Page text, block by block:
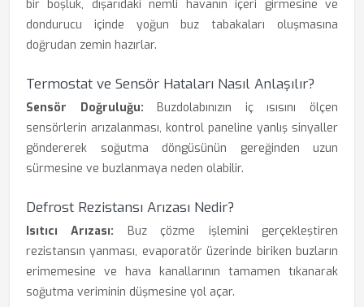
bir boşluk, dışarıdaki nemli havanın içeri girmesine ve
dondurucu içinde yoğun buz tabakaları oluşmasına
doğrudan zemin hazırlar.
Termostat ve Sensör Hataları Nasıl Anlaşılır?
Sensör Doğruluğu: Buzdolabınızın iç ısısını ölçen
sensörlerin arızalanması, kontrol paneline yanlış sinyaller
göndererek soğutma döngüsünün gereğinden uzun
sürmesine ve buzlanmaya neden olabilir.
Defrost Rezistansı Arızası Nedir?
Isıtıcı Arızası: Buz çözme işlemini gerçekleştiren
rezistansın yanması, evaporatör üzerinde biriken buzların
erimemesine ve hava kanallarının tamamen tıkanarak
soğutma veriminin düşmesine yol açar.